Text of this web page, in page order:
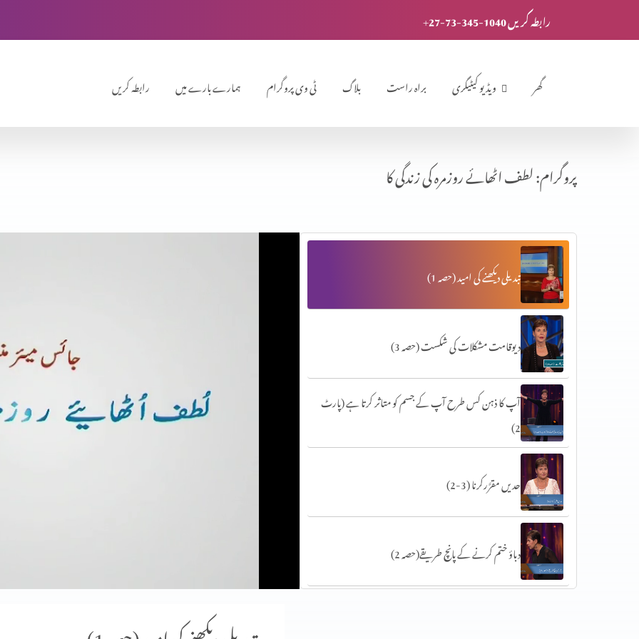
+27-73-345-1040 رابطہ کریں
رابطہ کریں ہمارے بارے میں ٹی وی پروگرام بلاگ براہ راست ویڈیو کیٹیگری گھر
پروگرام: لطف اٹھائے روزمرہ کی زندگی کا
تبدیلی دیکھنے کی امید (حصہ 1)
دیوقامت مشکلات کی شکست (حصہ 3)
آپ کا ذہن کس طرح آپ کے جسم کو متاثر کرتا ہے (پارٹ
2)
حدیں مقرَّرکرنا (3-2)
دباؤ ختم کرنے کے پانچ طریقے(حصہ 2)